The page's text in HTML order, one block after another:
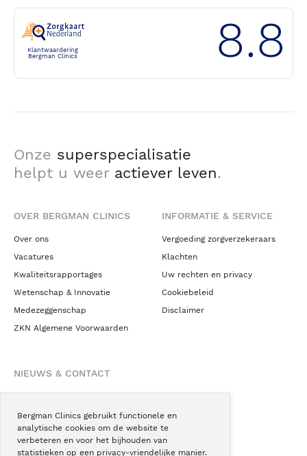
Bergman Clinics gebruikt functionele en
analytische cookies om de website te
verbeteren en voor het bijhouden van
statistieken op een privacy-vriendelijke manier.
Klantwaardering
Bergman Clinics
8.8
Onze superspecialisatie
helpt u weer actiever leven.
OVER BERGMAN CLINICS
Over ons
Vacatures
Kwaliteitsrapportages
Wetenschap & Innovatie
Medezeggenschap
ZKN Algemene Voorwaarden
INFORMATIE & SERVICE
Vergoeding zorgverzekeraars
Klachten
Uw rechten en privacy
Cookiebeleid
Disclaimer
NIEUWS & CONTACT
Blogs
Podcast
Pressroom